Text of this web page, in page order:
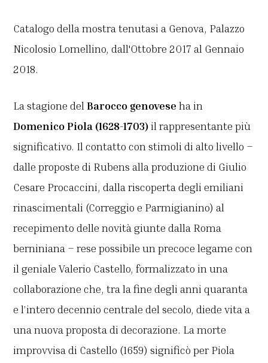
Catalogo della mostra tenutasi a Genova, Palazzo
Nicolosio Lomellino, dall'Ottobre 2017 al Gennaio
2018.
La stagione delBarocco genovese ha in
Domenico Piola (1628-1703)il rappresentante più
significativo. Il contatto con stimoli di alto livello –
dalle proposte di Rubens alla produzione di Giulio
Cesare Procaccini, dalla riscoperta degli emiliani
rinascimentali (Correggio e Parmigianino) al
recepimento delle novità giunte dalla Roma
berniniana – rese possibile un precoce legame con
il geniale Valerio Castello, formalizzato in una
collaborazione che, tra la fine degli anni quaranta
e l’intero decennio centrale del secolo, diede vita a
una nuova proposta di decorazione. La morte
improvvisa di Castello (1659) significò per Piola